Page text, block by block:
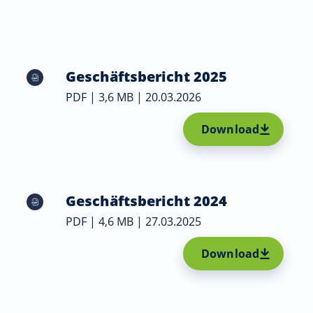
Geschäftsbericht 2025
PDF | 3,6 MB | 20.03.2026
Download
Geschäftsbericht 2024
PDF | 4,6 MB | 27.03.2025
Download